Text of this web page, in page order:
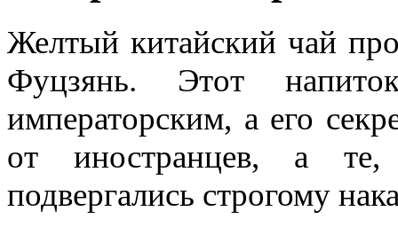
Желтый китайский чай
Фуцзянь. Этот
императорским, а его
от иностранцев, а
подвергались строгому